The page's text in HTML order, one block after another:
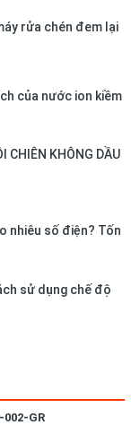
dính OKitsumo
chế tối đa tình
rửa chén đem lại
của nước ion kiềm
CHIÊN KHÔNG DẦU
nhiêu số điện? Tốn
sử dụng chế độ
GR